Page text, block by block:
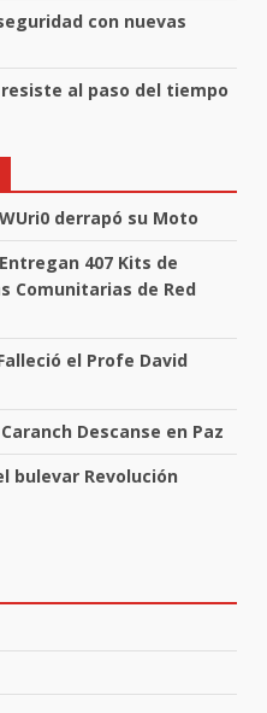
con nuevas
al paso del tiempo
WUri0 derrapó su Moto
Entregan 407 Kits de
Comunitarias de Red
el Profe David
Descanse en Paz
bulevar Revolución